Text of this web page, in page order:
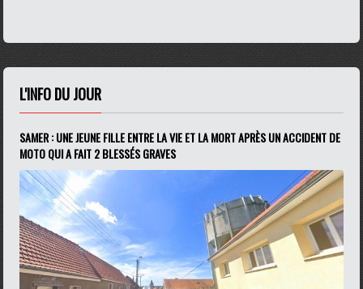
L'INFO DU JOUR
SAMER : UNE JEUNE FILLE ENTRE LA VIE ET LA MORT APRÈS UN ACCIDENT DE
MOTO QUI A FAIT 2 BLESSÉS GRAVES